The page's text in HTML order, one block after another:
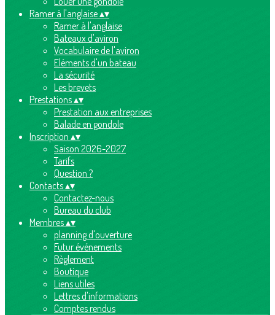
Ramer à l'anglaise▴▾
Ramer à l'anglaise
Bateaux d'aviron
Vocabulaire de l'aviron
Eléments d'un bateau
La sécurité
Les brevets
Prestations▴▾
Prestation aux entreprises
Balade en gondole
Inscription ▴▾
Saison 2026-2027
Tarifs
Question ?
Contacts▴▾
Contactez-nous
Bureau du club
Membres▴▾
planning d'ouverture
Futur événements
Règlement
Boutique
Liens utiles
Lettres d'informations
Comptes rendus